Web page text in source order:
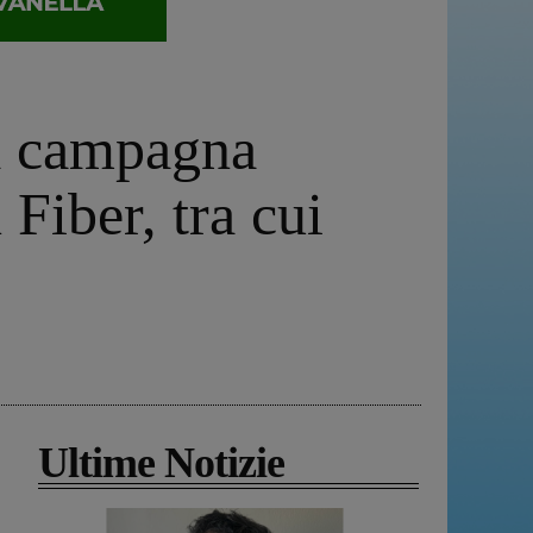
tra cui
Ultime Notizie